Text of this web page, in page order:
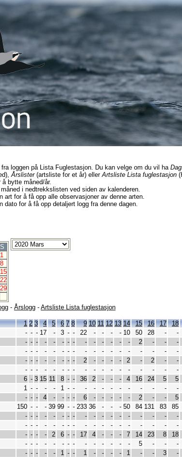
fra loggen på Lista Fuglestasjon. Du kan velge om du vil ha
Årslister(artsliste for et år) ellerArtsliste Lista fuglestasjon
bytte måned/år.
i nedtrekkslisten ved siden av kalenderen.
art for å få opp alle observasjoner av denne arten.
dato for å få opp detaljert logg fra denne dagen.
S
1
8
15
22
29
- Årslogg - Artsliste Lista fuglestasjon
1 2 3 4 5 6 7 8 9 10 11 12 13 14 15 16 17 18
- - - 17 - 3 - - 22 - - - - 10 50 28 - -
- - - - - - - - - - - - - - 2 - - -
- - - - - - - - - - - - - - - - - -
- - - - - - - - 2 - - - - 2 - 2 - -
- - - - - - - - - - - - - - - - - -
6 - 3 15 11 8 - - 36 2 - - - 4 16 24 5 5
1 - - - - 1 - - - - - - - - - - - -
- - - 4 - - - - 6 - - - - - 2 - - 5
150 - - - 39 99 - - 233 36 - - - 50 84 131 83 85
- - - - - - - - - - - - - - - - - -
- - - - - - - - - - - - - - - - - -
- - - - 2 6 - - 17 4 - - - 7 14 23 8 18
- - - - - - - - - - - - - - 5 - - -
- - - - - 1 - - 1 - - - - 1 - - 3 -